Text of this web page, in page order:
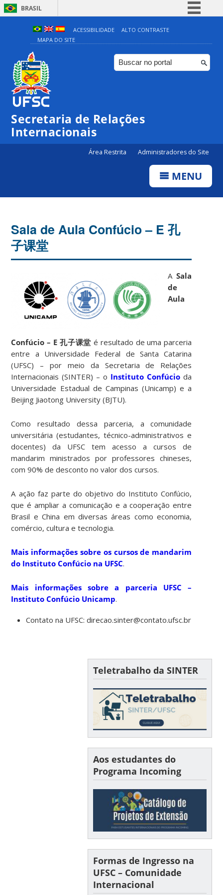
BRASIL
Simplifique!
Comunica BR
Participe
ACESSIBILIDADE
ALTO CONTRASTE
MAPA DO SITE
Secretaria de Relações
Internacionais
Área Restrita Administradores do Site
MENU
Sala de Aula Confúcio – E 孔
子课堂
ASala
de
Aula
Confúcio – E 孔子课堂 é resultado de uma parceria
entre a Universidade Federal de Santa Catarina
(UFSC) – por meio da Secretaria de Relações
Internacionais (SINTER) – o Instituto Confúcio da
Universidade Estadual de Campinas (Unicamp) e a
Beijing Jiaotong University (BJTU).
Como resultado dessa parceria, a comunidade
universitária (estudantes, técnico-administrativos e
docentes) da UFSC tem acesso a cursos de
mandarim ministrados por professores chineses,
com 90% de desconto no valor dos cursos.
A ação faz parte do objetivo do Instituto Confúcio,
que é ampliar a comunicação e a cooperação entre
Brasil e China em diversas áreas como economia,
comércio, cultura e tecnologia.
Mais informações sobre os cursos de mandarim
do Instituto Confúcio na UFSC.
Mais informações sobre a parceria UFSC –
Instituto Confúcio Unicamp.
Contato na UFSC: direcao.sinter@contato.ufsc.br
Teletrabalho da SINTER
Aos estudantes do
Programa Incoming
Formas de Ingresso na
UFSC – Comunidade
Internacional